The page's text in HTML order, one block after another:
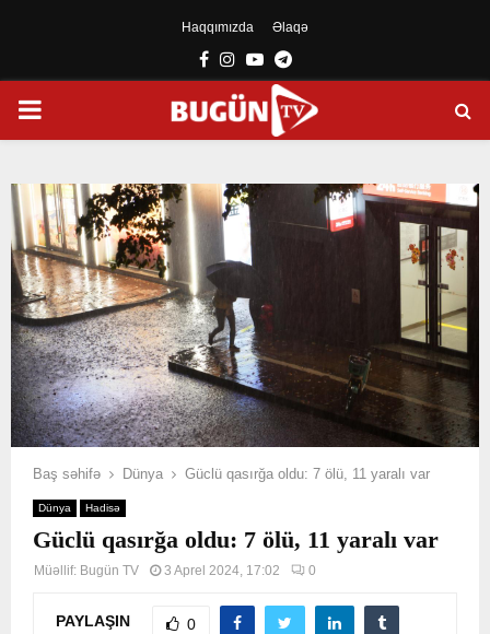
Haqqımızda Əlaqə
Facebook
Instagram
YoutubeTelegram
PRIMARY
Baş səhifə Dünya Güclü qasırğa oldu: 7 ölü, 11 yaralı var
Dünya Hadisə
Güclü qasırğa oldu: 7 ölü, 11 yaralı var
Müəllif: Bugün TV 3 Aprel 2024, 17:02 0
PAYLAŞIN 0